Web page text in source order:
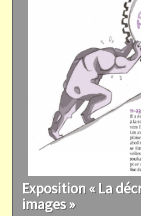
Exposition « La
images »